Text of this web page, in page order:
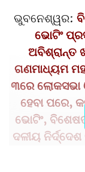
ଭୁବନେଶ୍ୱର:
ଭୋଟିଂ
ଅବିଶ୍ରାନ୍ତ
ଗଣମାଧ୍ୟମ
୩ରେ ଲୋକସଭା
ହେବା ପରେ,
ଭୋଟିଂ,
ଦଳୀୟ